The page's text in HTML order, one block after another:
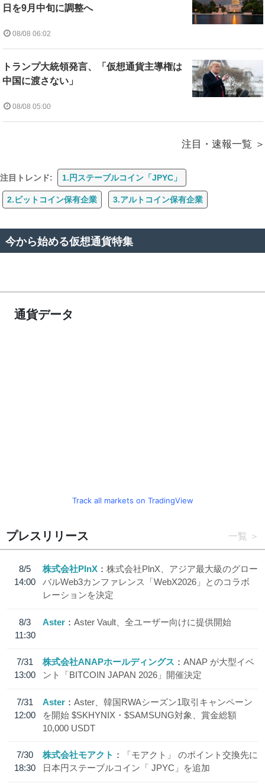
日を9月中旬に調整へ
08/08 06:02
トランプ大統領発言、「仮想通貨主導権は
中国に渡さない」
08/08 05:00
注目・速報一覧
注目トレンド: 1.円ステーブルコイン「JPYC」
2.ビットコイン保有企業 3.アルトコイン保有企業
今から始める仮想通貨特集
通貨データ
Track all markets on TradingView
プレスリリース 一覧
8/5
14:00
株式会社PlnX
株式会社PlnX、アジア最大級のグロー
バルWeb3カンファレンス「WebX2026」とのコラボ
レーションを決定
8/3
11:30
Aster Aster Vault、全ユーザー向けに提供開始
7/31
13:00
株式会社ANAPホールディングス
ANAP が大型イベ
ント「BITCOIN JAPAN 2026」開催決定
7/31
12:00
Aster
Aster、韓国RWAシーズン1取引キャンペーン
を開始 $SKHYNIX・$SAMSUNG対象、賞金総額
10,000 USDT
7/30
18:30
株式会社モアクト
「モアクト」 のポイント交換先に
日本円ステーブルコイン「 JPYC」を追加